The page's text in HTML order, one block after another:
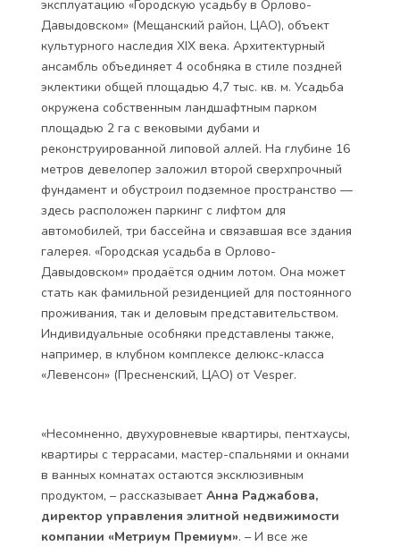
эксплуатацию «Городскую усадьбу в Орлово-
Давыдовском» (Мещанский район, ЦАО), объект
культурного наследия XIX века. Архитектурный
ансамбль объединяет 4 особняка в стиле поздней
эклектики общей площадью 4,7 тыс. кв. м. Усадьба
окружена собственным ландшафтным парком
площадью 2 га с вековыми дубами и
реконструированной липовой аллей. На глубине 16
метров девелопер заложил второй сверхпрочный
фундамент и обустроил подземное пространство —
здесь расположен паркинг с лифтом для
автомобилей, три бассейна и связавшая все здания
галерея. «Городская усадьба в Орлово-
Давыдовском» продаётся одним лотом. Она может
стать как фамильной резиденцией для постоянного
проживания, так и деловым представительством.
Индивидуальные особняки представлены также,
например, в клубном комплексе делюкс-класса
«Левенсон» (Пресненский, ЦАО) от Vesper.
«Несомненно, двухуровневые квартиры, пентхаусы,
квартиры с террасами, мастер-спальнями и окнами
в ванных комнатах остаются эксклюзивным
продуктом, – рассказывает Анна Раджабова,
директор управления элитной недвижимости
компании «Метриум Премиум». – И все же